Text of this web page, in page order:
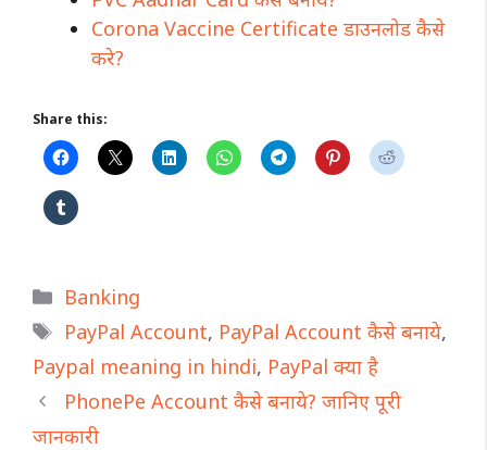
Corona Vaccine Certificate डाउनलोड कैसे
करे?
Share this:
Categories
Banking
Tags
PayPal Account, PayPal Account कैसे बनाये,
Paypal meaning in hindi, PayPal क्या है
PhonePe Account कैसे बनाये? जानिए पूरी
जानकारी